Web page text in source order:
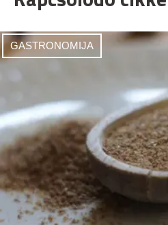
GASTRONOMIJA